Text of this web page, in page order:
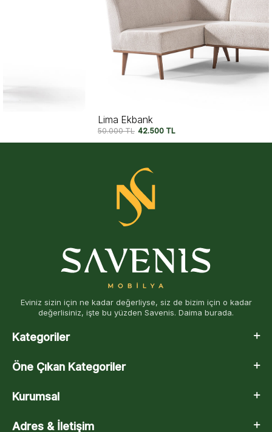
Eviniz sizin için ne kadar değerliyse, siz de bizim için o kadar
değerlisiniz, işte bu yüzden Savenis. Daima burada.
Kategoriler
Öne Çıkan Kategoriler
Kurumsal
Adres & İletişim